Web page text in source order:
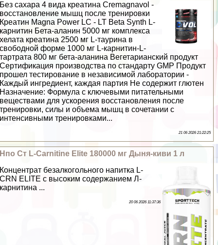
Без сахара 4 вида креатина Cremagnavol -
восстановление мышц после тренировки
Креатин Magna Power LC - LT Beta Synth L-
карнитин Бета-аланин 5000 мг комплекса
хелата креатина 2500 мг L-таурина в
свободной форме 1000 мг L-карнитин-L-
тартрата 800 мг бета-аланина Вегетарианский продукт
Сертификация производства по стандарту GMP Продукт
прошел тестирование в независимой лаборатории -
Каждый ингредиент, каждая партия Не содержит глютен
Назначение: Формула с ключевыми питательными
веществами для ускорения восстановления после
тренировки, силы и объема мышц в сочетании с
интенсивными тренировками...
21 06 2026 21:22:25
Нпо Ст L-Carnitine Elite 180000 мг Дыня-киви 1 л
Концентрат безалкогольного напитка L-
CRN ELITE с высоким содержанием Л-
карнитина ...
20 06 2026 11:37:36